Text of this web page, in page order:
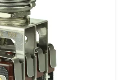
et
le contrôle de
médical.